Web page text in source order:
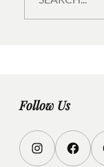
a
Follow Us
I
F